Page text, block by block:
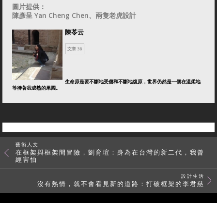
圖片提供：
陳彥呈 Yan Cheng Chen、兩隻老虎設計
陳苓云
文章 38
生命原是要不斷地受傷和不斷地復原，世界仍然是一個在溫柔地
等待著我成熟的果園。
藝術人文
在框架與框架間冒險，劉育瑄：身為在台灣的新二代，我曾
經害怕
設計生活
沒有熱情，就不會看見新的道路：打破框架的李君慈